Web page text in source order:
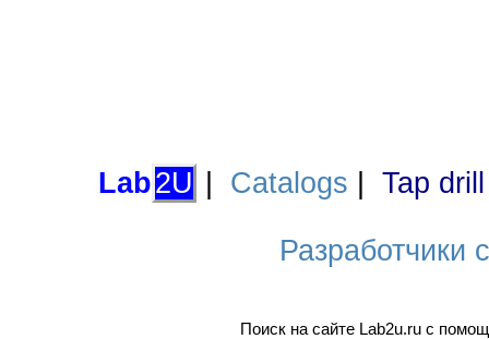
Lab2U Catalogs Tap
Разработчики
Поиск на сайте Lab2u.ru с